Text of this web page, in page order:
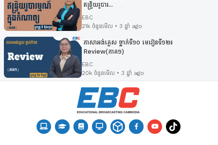
ឥន្ទ្រិយរូបារ...
EBC
21k ចំនួនមើល • 3 ឆ្នាំ ago
ភាសាអង់គ្លេស ថ្នាក់ទី១០ មេរៀនទី១២៖​
Review(ភាគ១)
EBC
20k ចំនួនមើល • 3 ឆ្នាំ ago